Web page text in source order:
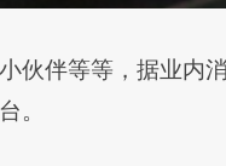
伙伴等等，据业内
。